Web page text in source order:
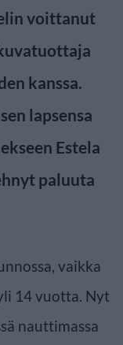
voittanut
kanssa.
lapsensa
Estela
paluuta
vaikka
14 vuotta. Nyt
nauttimassa